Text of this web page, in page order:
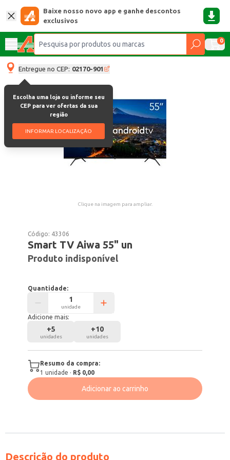
Baixe nosso novo app e ganhe descontos
exclusivos
0
Entregue no CEP: 02170-901
Escolha uma loja ou informe seu
CEP para ver ofertas da sua
região
INFORMAR LOCALIZAÇÃO
Clique na imagem para ampliar.
Código: 43306
Smart TV Aiwa 55" un
Produto indisponível
Quantidade:
unidade
Adicione mais:
+5
unidades
+10
unidades
Resumo da compra:
1 unidade · R$ 0,00
Adicionar ao carrinho
Descrição do produto